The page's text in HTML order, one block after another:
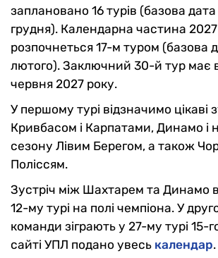
заплановано 16 турів (базова дата
грудня). Календарна частина
розпочнеться 17-м туром (базова
лютого). Заключний 30-й тур має
червня 2027 року.
У першому турі відзначимо цікаві
Кривбасом і Карпатами, Динамо і
сезону Лівим Берегом, а також
Поліссям.
Зустріч між Шахтарем та Динамо
12-му турі на полі чемпіона. У
команди зіграють у 27-му турі 15-
сайті УПЛ подано увесь календар.